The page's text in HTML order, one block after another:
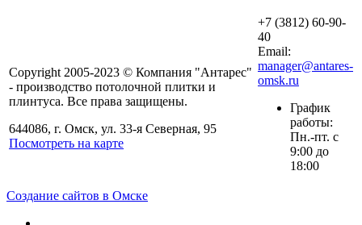
Copyright 2005-2023 © Компания "Антарес"
- производство потолочной плитки и
плинтуса. Все права защищены.
644086, г. Омск, ул. 33-я Северная, 95
Посмотреть на карте
+7 (3812) 60-90-
40
Email:
manager@antares-
omsk.ru
График
работы:
Пн.-пт. с
9:00 до
18:00
Создание сайтов в Омске